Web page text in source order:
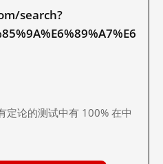
search?
论的测试中有 100% 在中